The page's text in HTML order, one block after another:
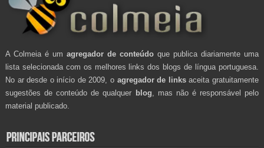
A Colmeia é um agregador de conteúdo que publica diariamente uma
lista selecionada com os melhores links dos blogs de língua portuguesa.
No ar desde o início de 2009, o agregador de linksaceita gratuitamente
sugestões de conteúdo de qualquer blog , mas não é responsável pelo
material publicado.